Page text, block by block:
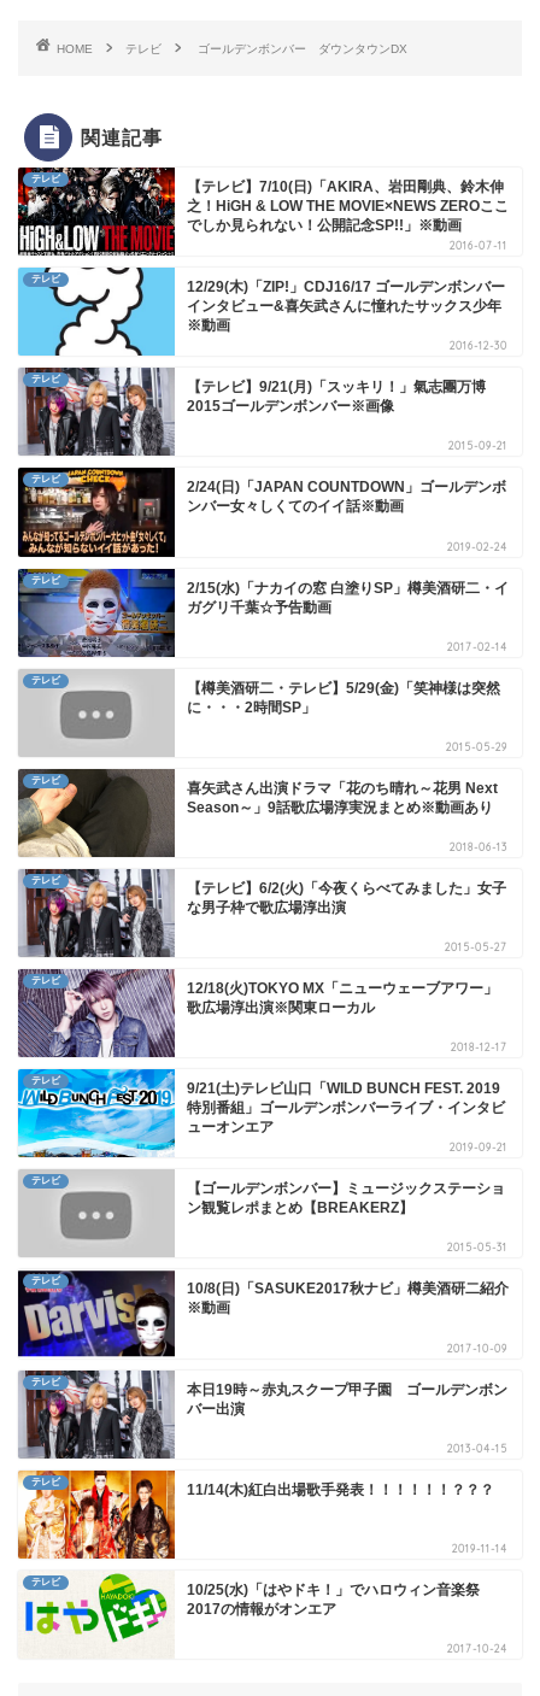
HOME テレビ ゴールデンボンバー ダウンタウンDX
関連記事
テレビ
【テレビ】7/10(日)「AKIRA、岩田剛典、鈴木伸
之！HiGH & LOW THE MOVIE×NEWS ZEROここ
でしか見られない！公開記念SP!!」※動画
2016-07-11
テレビ
12/29(木)「ZIP!」CDJ16/17 ゴールデンボンバー
インタビュー&喜矢武さんに憧れたサックス少年
※動画
2016-12-30
テレビ
【テレビ】9/21(月)「スッキリ！」氣志團万博
2015ゴールデンボンバー※画像
2015-09-21
テレビ
2/24(日)「JAPAN COUNTDOWN」ゴールデンボ
ンバー女々しくてのイイ話※動画
2019-02-24
テレビ
2/15(水)「ナカイの窓 白塗りSP」樽美酒研二・イ
ガグリ千葉☆予告動画
2017-02-14
テレビ
【樽美酒研二・テレビ】5/29(金)「笑神様は突然
に・・・2時間SP」
2015-05-29
テレビ
喜矢武さん出演ドラマ「花のち晴れ～花男 Next
Season～」9話歌広場淳実況まとめ※動画あり
2018-06-13
テレビ
【テレビ】6/2(火)「今夜くらべてみました」女子
な男子枠で歌広場淳出演
2015-05-27
テレビ
12/18(火)TOKYO MX「ニューウェーブアワー」
歌広場淳出演※関東ローカル
2018-12-17
テレビ
9/21(土)テレビ山口「WILD BUNCH FEST. 2019
特別番組」ゴールデンボンバーライブ・インタビ
ューオンエア
2019-09-21
テレビ
【ゴールデンボンバー】ミュージックステーショ
ン観覧レポまとめ【BREAKERZ】
2015-05-31
テレビ
10/8(日)「SASUKE2017秋ナビ」樽美酒研二紹介
※動画
2017-10-09
テレビ
本日19時～赤丸スクープ甲子園 ゴールデンボン
バー出演
2013-04-15
テレビ 11/14(木)紅白出場歌手発表！！！！！！？？？
2019-11-14
テレビ
10/25(水)「はやドキ！」でハロウィン音楽祭
2017の情報がオンエア
2017-10-24